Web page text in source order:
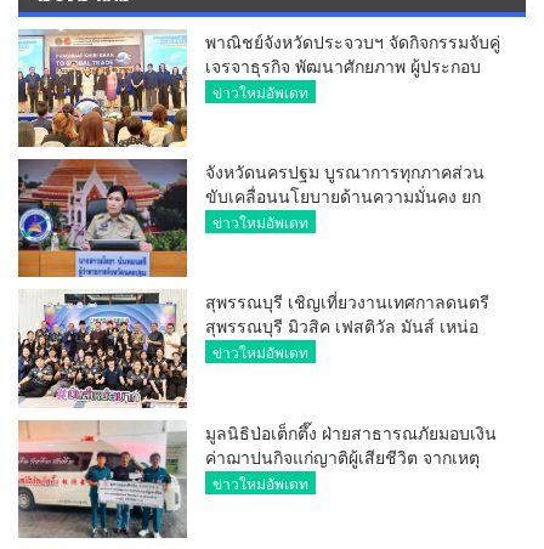
พาณิชย์จังหวัดประจวบฯ จัดกิจกรรมจับคู่
เจรจาธุรกิจ พัฒนาศักยภาพ ผู้ประกอบ
การ ขยายช่องทางการค้า สู่การค้า
ข่าวใหม่อัพเดท
จังหวัดนครปฐม บูรณาการทุกภาคส่วน
ขับเคลื่อนนโยบายด้านความมั่นคง ยก
ระดับการป้องกันอาชญากรรมทาง
ข่าวใหม่อัพเดท
สุพรรณบุรี เชิญเที่ยวงานเทศกาลดนตรี
สุพรรณบุรี มิวสิค เฟสติวัล มันส์ เหน่อ
มาก
ข่าวใหม่อัพเดท
มูลนิธิป่อเต็กตึ๊ง ฝ่ายสาธารณภัยมอบเงิน
ค่าฌาปนกิจแก่ญาติผู้เสียชีวิต จากเหตุ
เพลิงไหม้ โรงเบียร์ ณ ลาดพร้าว จำนวน
ข่าวใหม่อัพเดท